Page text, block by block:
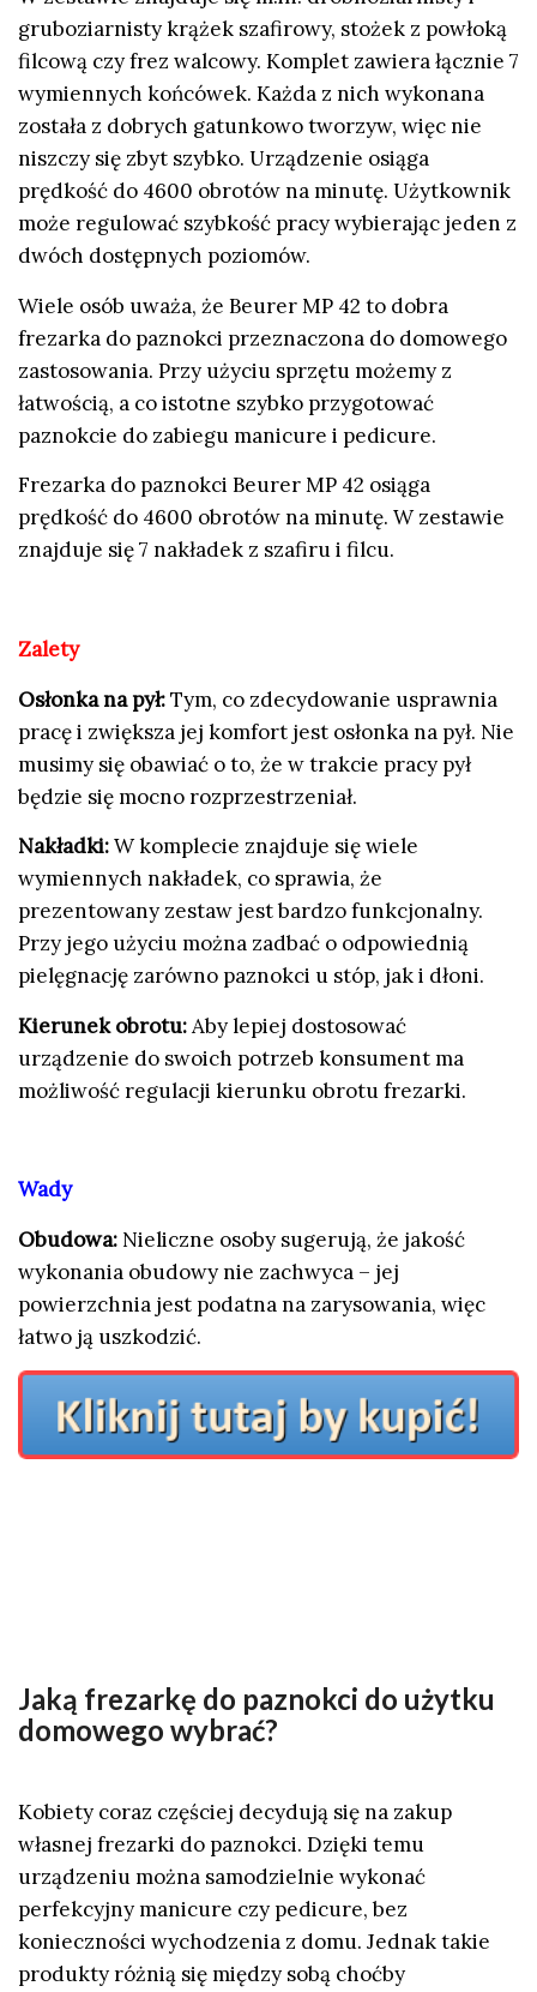
gruboziarnisty krążek szafirowy, stożek z powłoką
filcową czy frez walcowy. Komplet zawiera łącznie 7
wymiennych końcówek. Każda z nich wykonana
została z dobrych gatunkowo tworzyw, więc nie
niszczy się zbyt szybko. Urządzenie osiąga
prędkość do 4600 obrotów na minutę. Użytkownik
może regulować szybkość pracy wybierając jeden z
dwóch dostępnych poziomów.
Wiele osób uważa, że Beurer MP 42 to dobra
frezarka do paznokci przeznaczona do domowego
zastosowania. Przy użyciu sprzętu możemy z
łatwością, a co istotne szybko przygotować
paznokcie do zabiegu manicure i pedicure.
Frezarka do paznokci Beurer MP 42 osiąga
prędkość do 4600 obrotów na minutę. W zestawie
znajduje się 7 nakładek z szafiru i filcu.
Zalety
Osłonka na pył:Tym, co zdecydowanie usprawnia
pracę i zwiększa jej komfort jest osłonka na pył. Nie
musimy się obawiać o to, że w trakcie pracy pył
będzie się mocno rozprzestrzeniał.
Nakładki:W komplecie znajduje się wiele
wymiennych nakładek, co sprawia, że
prezentowany zestaw jest bardzo funkcjonalny.
Przy jego użyciu można zadbać o odpowiednią
pielęgnację zarówno paznokci u stóp, jak i dłoni.
Kierunek obrotu:Aby lepiej dostosować
urządzenie do swoich potrzeb konsument ma
możliwość regulacji kierunku obrotu frezarki.
Wady
Obudowa: Nieliczne osoby sugerują, że jakość
wykonania obudowy nie zachwyca – jej
powierzchnia jest podatna na zarysowania, więc
łatwo ją uszkodzić.
Jaką frezarkę do paznokci do użytku
domowego wybrać?
Kobiety coraz częściej decydują się na zakup
własnej frezarki do paznokci. Dzięki temu
urządzeniu można samodzielnie wykonać
perfekcyjny manicure czy pedicure, bez
konieczności wychodzenia z domu. Jednak takie
produkty różnią się między sobą choćby